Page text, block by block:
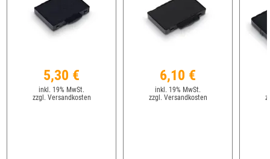
5,30 €
inkl. 19% MwSt.
zzgl. Versandkosten
6,10 €
inkl. 19% MwSt.
zzgl. Versandkosten